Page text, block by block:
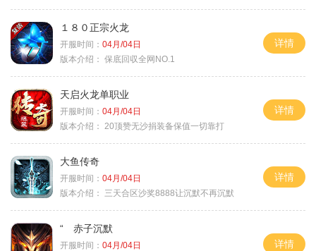
１８０正宗火龙
开服时间： 04月/04日
版本介绍： 保底回収全网NO.1
详情
天启火龙单职业
开服时间： 04月/04日
版本介绍： 20顶赞无沙捐装备保值一切靠打
详情
大鱼传奇
开服时间： 04月/04日
版本介绍：
三天合区沙奖8888让沉默不再沉默
详情
“ 赤子沉默
开服时间： 04月/04日
详情